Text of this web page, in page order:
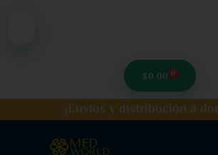
$0.00 0
¡Envios y distribución a